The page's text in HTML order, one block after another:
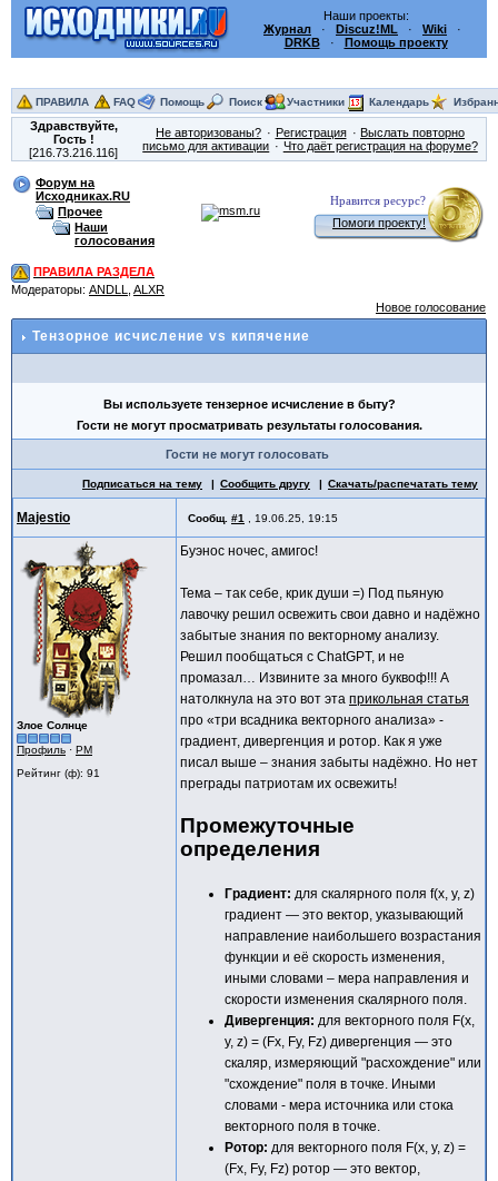
Наши проекты:
Журнал · Discuz!ML · Wiki ·
DRKB· Помощь проекту
ПРАВИЛА FAQ Помощь Поиск Участники Календарь
Здравствуйте,
Гость!
[216.73.216.116]
Не авторизованы? Регистрация
Выслать повторно
письмо для активации
Что даёт регистрация на форуме?
Форум на
Исходниках.RU
Прочее
Наши
голосования
Нравится ресурс?
Помоги проекту!
ПРАВИЛА РАЗДЕЛА
Модераторы: ANDLL
ALXR
Новое голосование
Тензорное исчисление vs кипячение
Вы используете тензерное исчисление в быту?
Гости не могут просматривать результаты голосования.
Гости не могут голосовать
Подписаться на тему Сообщить другу Скачать/распечатать тему
Majestio Сообщ. #1 19.06.25, 19:15
Злое Солнце
Профиль · PM
Рейтинг (ф): 91
Буэнос ночес, амигос!
Тема – так себе, крик души =) Под пьяную
лавочку решил освежить свои давно и надёжно
забытые знания по векторному анализу.
Решил пообщаться с ChatGPT, и не
промазал… Извините за много буквоф!!! А
натолкнула на это вот эта прикольная статья
про «три всадника векторного анализа» -
градиент, дивергенция и ротор. Как я уже
писал выше – знания забыты надёжно. Но нет
преграды патриотам их освежить!
Промежуточные
определения
Градиент: для скалярного поля f(x, y, z)
градиент — это вектор, указывающий
направление наибольшего возрастания
функции и её скорость изменения,
иными словами – мера направления и
скорости изменения скалярного поля.
Дивергенция: для векторного поля F(x,
y, z) = (Fx, Fy, Fz) дивергенция — это
скаляр, измеряющий "расхождение" или
"схождение" поля в точке. Иными
словами - мера источника или стока
векторного поля в точке.
Ротор: для векторного поля F(x, y, z) =
(Fx, Fy, Fz) ротор — это вектор,